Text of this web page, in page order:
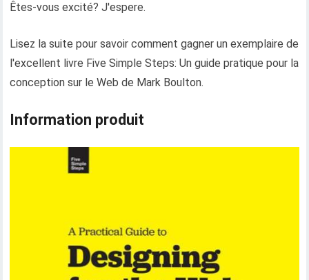
Êtes-vous excité? J'espere.
Lisez la suite pour savoir comment gagner un exemplaire de
l'excellent livre Five Simple Steps: Un guide pratique pour la
conception sur le Web de Mark Boulton.
Information produit